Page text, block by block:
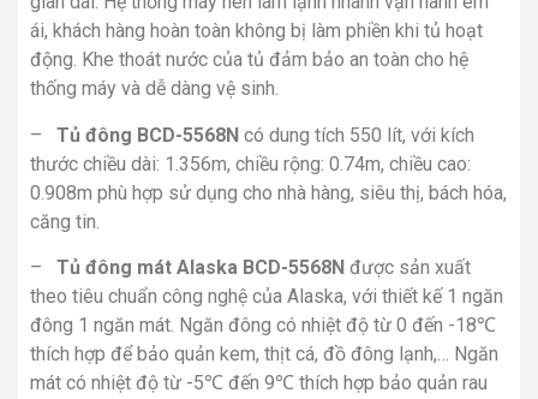
ái, khách hàng hoàn toàn không bị làm phiền khi tủ hoạt
động. Khe thoát nước của tủ đảm bảo an toàn cho hệ
thống máy và dễ dàng vệ sinh.
– Tủ đông BCD-5568N có dung tích 550 lít, với kích
thước chiều dài: 1.356m, chiều rộng: 0.74m, chiều cao:
0.908m phù hợp sử dụng cho nhà hàng, siêu thị, bách hóa,
căng tin.
– Tủ đông mát Alaska BCD-5568N được sản xuất
theo tiêu chuẩn công nghệ của Alaska, với thiết kế 1 ngăn
đông 1 ngăn mát. Ngăn đông có nhiệt độ từ 0 đến -18℃
thích hợp để bảo quản kem, thịt cá, đồ đông lạnh,… Ngăn
mát có nhiệt độ từ -5℃ đến 9℃ thích hợp bảo quản rau